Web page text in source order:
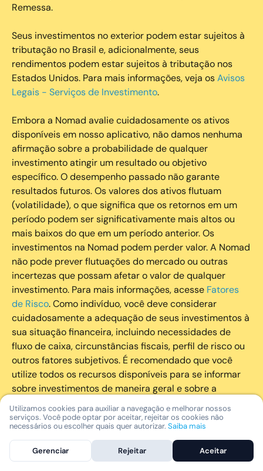
Remessa.
Seus investimentos no exterior podem estar sujeitos à
tributação no Brasil e, adicionalmente, seus
rendimentos podem estar sujeitos à tributação nos
Estados Unidos. Para mais informações, veja osAvisos
Legais - Serviços de Investimento.
Embora a Nomad avalie cuidadosamente os ativos
disponíveis em nosso aplicativo, não damos nenhuma
afirmação sobre a probabilidade de qualquer
investimento atingir um resultado ou objetivo
específico. O desempenho passado não garante
resultados futuros. Os valores dos ativos flutuam
(volatilidade), o que significa que os retornos em um
período podem ser significativamente mais altos ou
mais baixos do que em um período anterior. Os
investimentos na Nomad podem perder valor. A Nomad
não pode prever flutuações do mercado ou outras
incertezas que possam afetar o valor de qualquer
investimento. Para mais informações, acesse Fatores
de Risco. Como indivíduo, você deve considerar
cuidadosamente a adequação de seus investimentos à
sua situação financeira, incluindo necessidades de
fluxo de caixa, circunstâncias fiscais, perfil de risco ou
outros fatores subjetivos. É recomendado que você
utilize todos os recursos disponíveis para se informar
sobre investimentos de maneira geral e sobre a
composição geral de seu portfólio. Questões fiscais ou
legais relativas aos investimentos realizados através da
Nomad devem ser obtidas pelos próprios clientes. A
Nomad e suas afiliadas não fornecem nenhum tipo de
aconselhamento legal ou fiscal.
Utilizamos cookies para auxiliar a navegação e melhorar nossos
serviços. Você pode optar por aceitar, rejeitar os cookies não
necessários ou escolher quais quer autorizar. Saiba mais
Gerenciar Rejeitar Aceitar